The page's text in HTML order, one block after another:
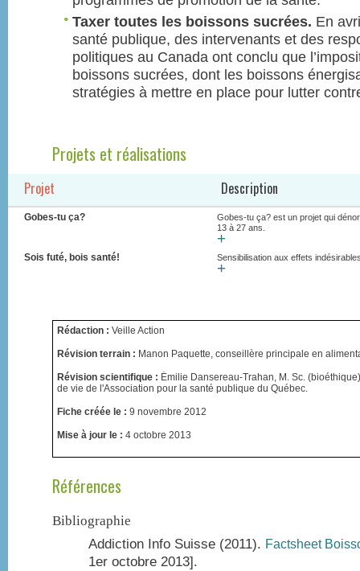
Taxer toutes les boissons sucrées. En
santé publique, des intervenants et des
politiques au Canada ont conclu que
boissons sucrées, dont les boissons
stratégies à mettre en place pour lutter
Projets et réalisations
Projet Description
Gobes-tu ça?
Gobes-tu ça? est un projet qui
13 à 27 ans.
+
Sois futé, bois santé! Sensibilisation aux effets
+
Rédaction : Veille Action
Révision terrain : Manon Paquette, conseillère principale en
Révision scientifique : Émilie Dansereau-Trahan, M. Sc.
de vie de l'Association pour la santé publique du Québec.
Fiche créée le : 9 novembre 2012
Mise à jour le : 4 octobre 2013
Références
Bibliographie
Addiction Info Suisse (2011). Factsheet
1er octobre 2013].